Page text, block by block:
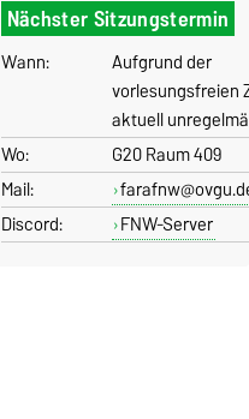
Nächster Sitzungstermin
Wann:
Aufgrund der
vorlesungsfreien
aktuell
Wo:
G20 Raum 409
Mail:
Discord:
FNW-Server